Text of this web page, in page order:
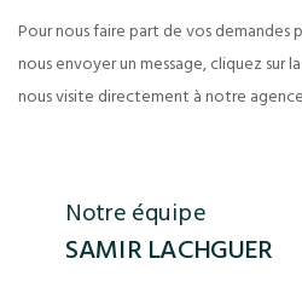
Pour nous faire part de vos demandes
nous envoyer un message, cliquez
nous visite directement à notre
Notre équipe
SAMIR LACHGUER